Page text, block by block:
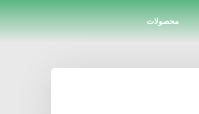
محصولات